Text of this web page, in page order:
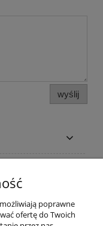
wyślij
poprawne
ofertę do Twoich